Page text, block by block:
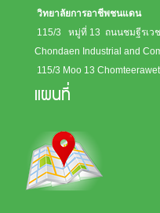
วิทยาลัยการอาชีพชนแดน
115/3 หมู่ที่ 13 ถนนชมฐีรเว
Chondaen Industrial and
115/3 Moo 13
แผนที่